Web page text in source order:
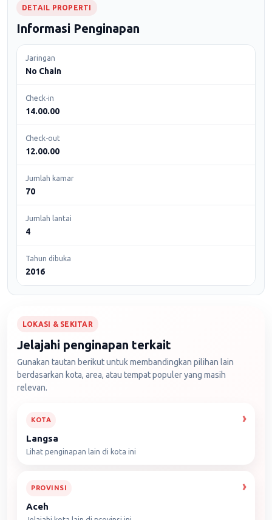
DETAIL PROPERTI
Informasi Penginapan
Jaringan
No Chain
Check-in
14.00.00
Check-out
12.00.00
Jumlah kamar
70
Jumlah lantai
4
Tahun dibuka
2016
LOKASI & SEKITAR
Jelajahi penginapan terkait
Gunakan tautan berikut untuk membandingkan pilihan lain
berdasarkan kota, area, atau tempat populer yang masih
relevan.
KOTA
Langsa
Lihat penginapan lain di kota ini
PROVINSI
Aceh